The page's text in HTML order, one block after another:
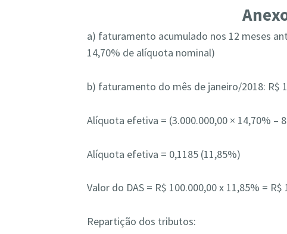
a) faturamento acumulado nos 12 meses
14,70% de alíquota nominal)
b) faturamento do mês de janeiro/2018: R$
Alíquota efetiva = (3.000.000,00 × 14,70% –
Alíquota efetiva = 0,1185 (11,85%)
Valor do DAS = R$ 100.000,00 x 11,85% = R$
Repartição dos tributos: